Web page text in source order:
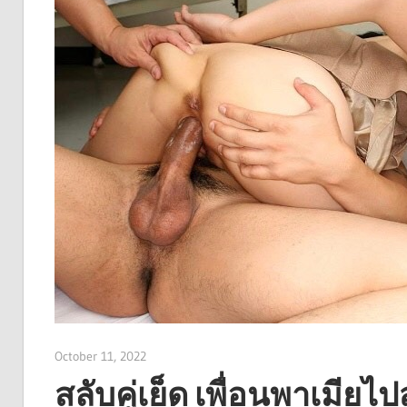
October 11, 2022admin
สลับคู่เย็ด เพื่อนพาเมียไป